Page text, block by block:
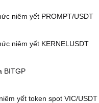
niêm yết PROMPT/USDT
niêm yết KERNELUSDT
BITGP
yết token spot VIC/